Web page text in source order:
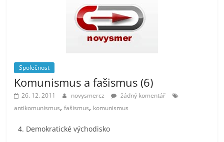
Společnost
Komunismus a fašismus (6)
26. 12. 2011 novysmercz
žádný komentář
antikomunismus,fašismus, komunismus
4. Demokratické východisko